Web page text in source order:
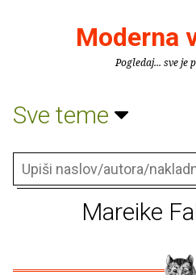
Moderna
Pogledaj... sve je
Sve teme
Mareike